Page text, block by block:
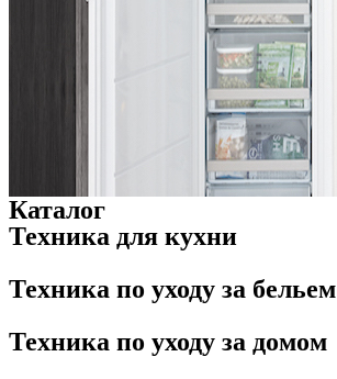
Каталог
Техника для кухни
Техника по уходу за бельем
Техника по уходу за домом